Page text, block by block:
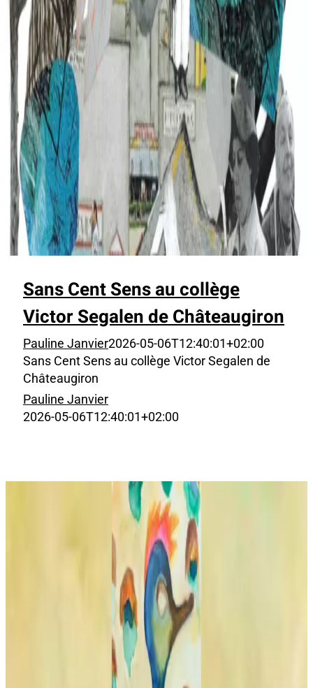
Sans Cent Sens au collège
Victor Segalen de Châteaugiron
Pauline Janvier2026-05-06T12:40:01+02:00
Sans Cent Sens au collège Victor Segalen de
Châteaugiron
Pauline Janvier
2026-05-06T12:40:01+02:00